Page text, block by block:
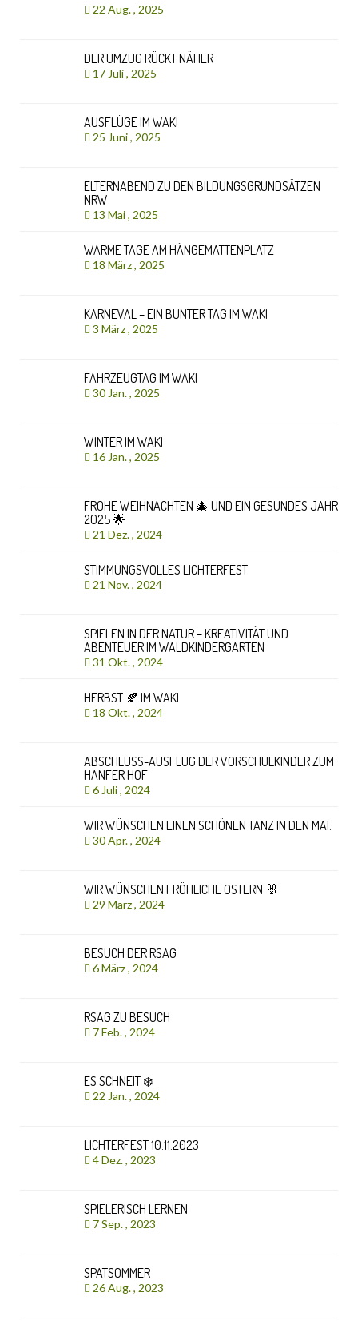
22 Aug. , 2025
DER UMZUG RÜCKT NÄHER
17 Juli , 2025
AUSFLÜGE IM WAKI
25 Juni , 2025
ELTERNABEND ZU DEN BILDUNGSGRUNDSÄTZEN
NRW
13 Mai , 2025
WARME TAGE AM HÄNGEMATTENPLATZ
18 März , 2025
KARNEVAL – EIN BUNTER TAG IM WAKI
3 März , 2025
FAHRZEUGTAG IM WAKI
30 Jan. , 2025
WINTER IM WAKI
16 Jan. , 2025
FROHE WEIHNACHTEN 🎄 UND EIN GESUNDES JAHR
2025 🌟
21 Dez. , 2024
STIMMUNGSVOLLES LICHTERFEST
21 Nov. , 2024
SPIELEN IN DER NATUR – KREATIVITÄT UND
ABENTEUER IM WALDKINDERGARTEN
31 Okt. , 2024
HERBST 🍂 IM WAKI
18 Okt. , 2024
ABSCHLUSS-AUSFLUG DER VORSCHULKINDER ZUM
HANFER HOF
6 Juli , 2024
WIR WÜNSCHEN EINEN SCHÖNEN TANZ IN DEN MAI.
30 Apr. , 2024
WIR WÜNSCHEN FRÖHLICHE OSTERN 🐰
29 März , 2024
BESUCH DER RSAG
6 März , 2024
RSAG ZU BESUCH
7 Feb. , 2024
ES SCHNEIT ❄️
22 Jan. , 2024
LICHTERFEST 10.11.2023
4 Dez. , 2023
SPIELERISCH LERNEN
7 Sep. , 2023
SPÄTSOMMER
26 Aug. , 2023